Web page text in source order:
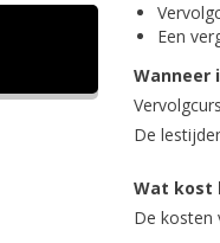
Een
Wanneer
De
Wat kost
De kosten